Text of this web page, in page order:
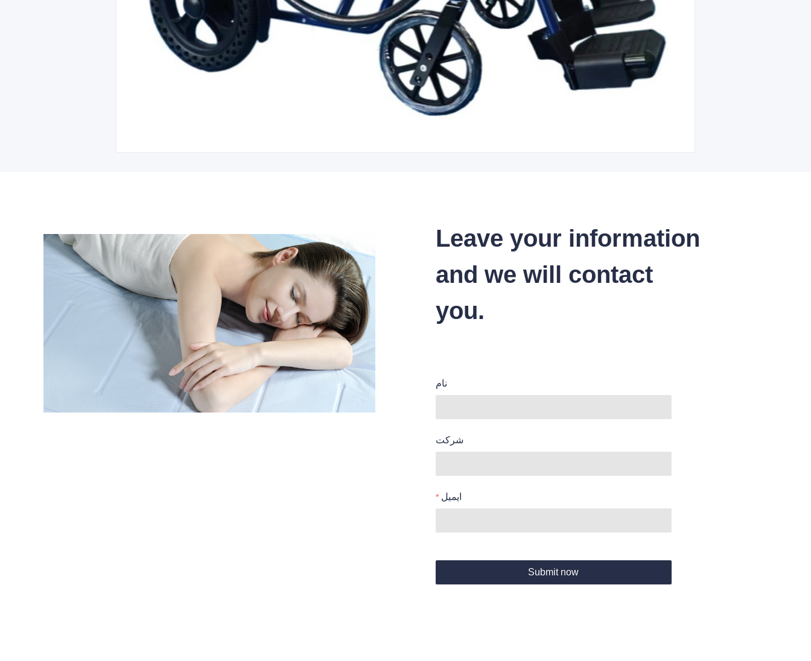
Leave your information
and we will contact
you.
نام
شرکت
ایمیل
Submit now